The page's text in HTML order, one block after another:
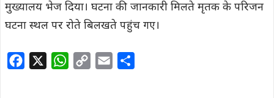
मुख्यालय भेज दिया। घटना की जानकारी मिलते मृतक के परिजन
घटना स्थल पर रोते बिलखते पहुंच गए।
W